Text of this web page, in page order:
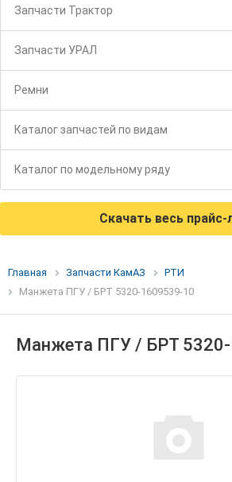
Запчасти Трактор
Запчасти УРАЛ
Ремни
Каталог запчастей по видам
Каталог по модельному ряду
Скачать весь прайс-
Главная Запчасти КамАЗ
РТИ
Манжета ПГУ / БРТ 5320-1609539-10
Манжета ПГУ / БРТ